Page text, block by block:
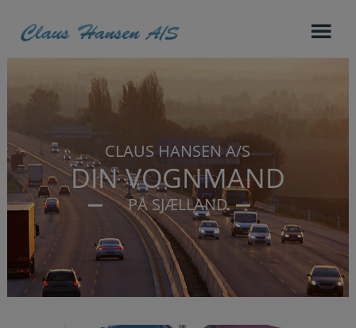
indholdet
CLAUS HANSEN A/S
DIN VOGNMAND
PÅ SJÆLLAND